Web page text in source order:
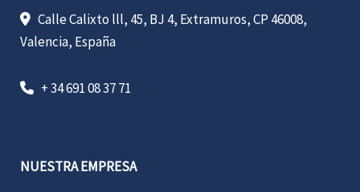
Calle Calixto lll, 45, BJ 4, Extramuros, CP 46008,
Valencia, España
+ 34 691 08 37 71
NUESTRA EMPRESA